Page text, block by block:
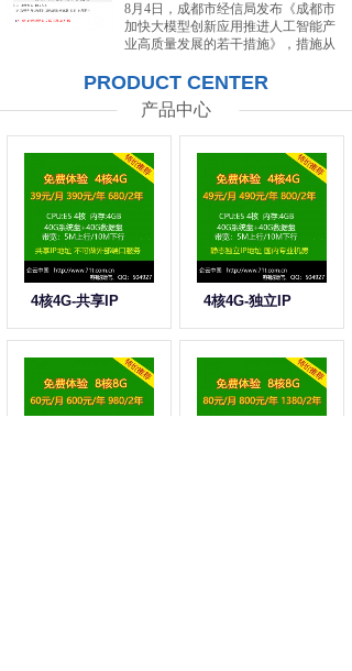
8月4日，成都市经信局发布《成都市
加快大模型创新应用推进人工智能产
业高质量发展的若干措施》，措施从
力等方面提出20条举措。...
PRODUCT CENTER
产品中心
4核4G-共享IP 4核4G-独立IP